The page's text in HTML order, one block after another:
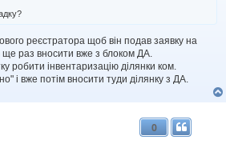
реєстратора щоб він подав заявку на
раз вносити вже з блоком ДА.
робити інвентаризацію ділянки ком.
і вже потім вносити туди ділянку з ДА.
0